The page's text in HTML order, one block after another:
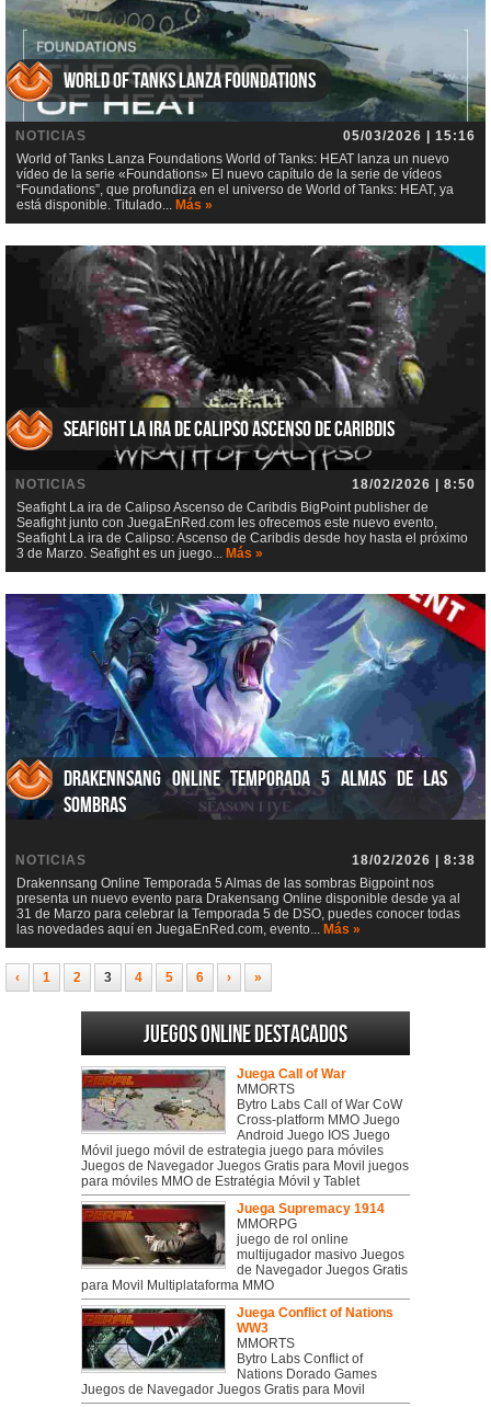
World of Tanks Lanza Foundations
NOTICIAS
05/03/2026 | 15:16
World of Tanks Lanza Foundations World of Tanks: HEAT lanza un nuevo
vídeo de la serie «Foundations» El nuevo capítulo de la serie de vídeos
“Foundations”, que profundiza en el universo de World of Tanks: HEAT, ya
está disponible. Titulado... Más »
Seafight La ira de Calipso Ascenso de Caribdis
NOTICIAS
18/02/2026 | 8:50
Seafight La ira de Calipso Ascenso de Caribdis BigPoint publisher de
Seafight junto con JuegaEnRed.com les ofrecemos este nuevo evento,
Seafight La ira de Calipso: Ascenso de Caribdis desde hoy hasta el próximo
3 de Marzo. Seafight es un juego... Más »
Drakennsang Online Temporada 5 Almas de las
sombras
NOTICIAS
18/02/2026 | 8:38
Drakennsang Online Temporada 5 Almas de las sombras Bigpoint nos
presenta un nuevo evento para Drakensang Online disponible desde ya al
31 de Marzo para celebrar la Temporada 5 de DSO, puedes conocer todas
las novedades aquí en JuegaEnRed.com, evento... Más »
‹ 1 2 3 4 5 6 › »
Juegos online destacados
Juega Call of War
MMORTS
Bytro Labs Call of War CoW
Cross-platform MMO Juego
Android Juego IOS Juego
Móvil juego móvil de estrategia juego para móviles
Juegos de Navegador Juegos Gratis para Movil juegos
para móviles MMO de Estratégia Móvil y Tablet
Juega Supremacy 1914
MMORPG
juego de rol online
multijugador masivo Juegos
de Navegador Juegos Gratis
para Movil Multiplataforma MMO
Juega Conflict of Nations
WW3
MMORTS
Bytro Labs Conflict of
Nations Dorado Games
Juegos de Navegador Juegos Gratis para Movil